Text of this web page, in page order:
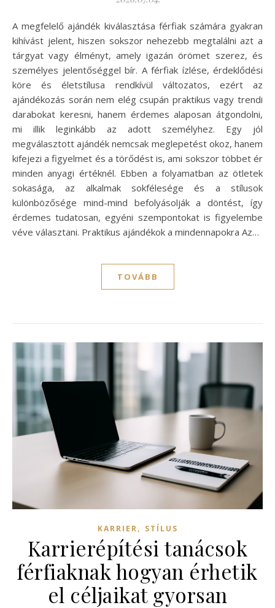
A megfelelő ajándék kiválasztása férfiak számára gyakran
kihívást jelent, hiszen sokszor nehezebb megtalálni azt a
tárgyat vagy élményt, amely igazán örömet szerez, és
személyes jelentőséggel bír. A férfiak ízlése, érdeklődési
köre és életstílusa rendkívül változatos, ezért az
ajándékozás során nem elég csupán praktikus vagy trendi
darabokat keresni, hanem érdemes alaposan átgondolni,
mi illik leginkább az adott személyhez. Egy jól
megválasztott ajándék nemcsak meglepetést okoz, hanem
kifejezi a figyelmet és a törődést is, ami sokszor többet ér
minden anyagi értéknél. Ebben a folyamatban az ötletek
sokasága, az alkalmak sokfélesége és a stílusok
különbözősége mind-mind befolyásolják a döntést, így
érdemes tudatosan, egyéni szempontokat is figyelembe
véve választani. Praktikus ajándékok a mindennapokra Az…
TOVÁBB
KARRIER, STÍLUS
Karrierépítési tanácsok
férfiaknak hogyan érhetik
el céljaikat gyorsan